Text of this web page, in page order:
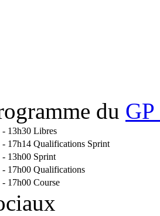
du
- 13h30 Libres
- 17h14 Qualifications Sprint
- 13h00 Sprint
- 17h00 Qualifications
- 17h00 Course